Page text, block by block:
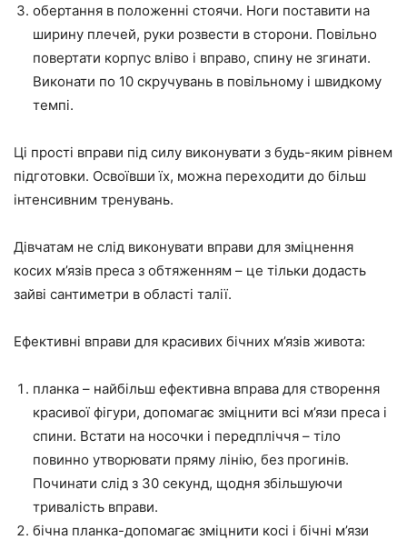
обертання в положенні стоячи. Ноги поставити на
ширину плечей, руки розвести в сторони. Повільно
повертати корпус вліво і вправо, спину не згинати.
Виконати по 10 скручувань в повільному і швидкому
темпі.
Ці прості вправи під силу виконувати з будь-яким рівнем
підготовки. Освоївши їх, можна переходити до більш
інтенсивним тренувань.
Дівчатам не слід виконувати вправи для зміцнення
косих м’язів преса з обтяженням – це тільки додасть
зайві сантиметри в області талії.
Ефективні вправи для красивих бічних м’язів живота:
планка – найбільш ефективна вправа для створення
красивої фігури, допомагає зміцнити всі м’язи преса і
спини. Встати на носочки і передпліччя – тіло
повинно утворювати пряму лінію, без прогинів.
Починати слід з 30 секунд, щодня збільшуючи
тривалість вправи.
бічна планка-допомагає зміцнити косі і бічні м’язи